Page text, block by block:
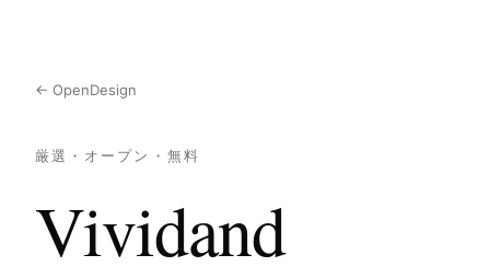
← OpenDesign
厳選・オープン・無料
Vividand